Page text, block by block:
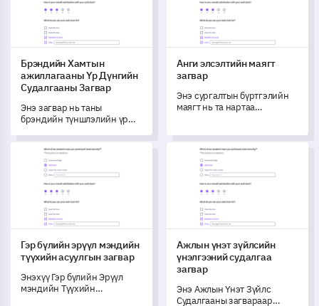
Брэндийн Хамтын
ажиллагааны Үр Дүнгийн
Судалгааны Загвар
Энэ загвар нь таны
брэндийн түншлэлийн үр
хэрэглэгчдэд үзүүлэх
нөлөөллийг ойлгоход туслах
зорилготой.
Анги элсэлтийн маягт
загвар
Энэ сургалтын бүртгэлийн
маягт нь та нартаа
гол хүчин зүйлсийг
ойлгоход туслах болно.
Гэр бүлийн эрүүл мэндийн түүхийн асуулгын загвар
Гэр бүлийн эрүүл мэндийн
түүхийн асуулгын загвар
Энэхүү Гэр бүлийн Эрүүл
мэндийн Түүхийн
Ажлын үнэт зүйлсийн
Ажлын үнэт зүйлсийн
үнэлгээний судалгаа
загвар
Энэ Ажлын Үнэт Зүйлс
Судалгааны загвараар